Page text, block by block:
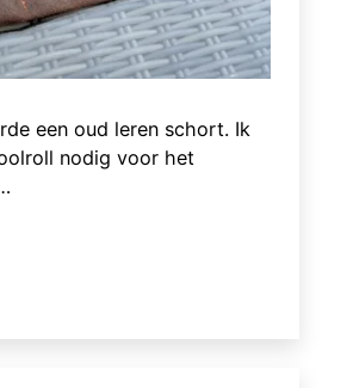
een oud leren schort. Ik
nodig voor het